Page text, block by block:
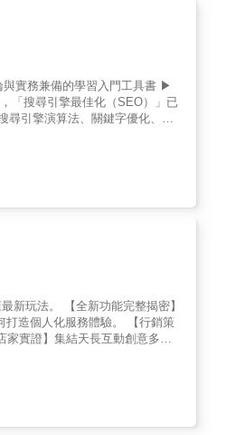
現策略，以及長期品牌發展的成
開場、怎麼互動、怎麼賣、怎
刻起，你就已經贏了一半。 當
，萬一沒有人進來怎麼辦？興奮
播，帶給我的，不只是收入，
人問：「直播是不是很難？一定
，也不是『專屬少數人的遊
要，分為以下三類群眾：• 了解
開始，或已經開播過幾次，但感
。Part4：內部裝潢（變現與策
• 直播產業全貌：平台、品牌、
織，協助內容選題、腳本、製
交、案例。• 長期經營：品牌、
還幫助你檢查車況與油箱（心
實務兼備的學習入門工具書 ▶
「搜尋引擎最佳化（SEO）」已
引擎演算法、關鍵字優化、
AI科技，協助生成關鍵字、標
引擎最佳化（SEO）」已成為品
算法、關鍵字優化、Google
摘要與比較表，讓資料分析效
化應用。從產品賣點發想、
內容優化與技術設定。本書讓你
劃行銷窗口、品牌產品經理、
新玩法。 【全新功能完整揭密】
打造個人化服務體驗。 【行銷策
實證】集結天長互動創意多年
客！ 【業績提升】有效、按部就
發訊息：用親切口吻，創造店家
：創意互動，創造30%超高開封